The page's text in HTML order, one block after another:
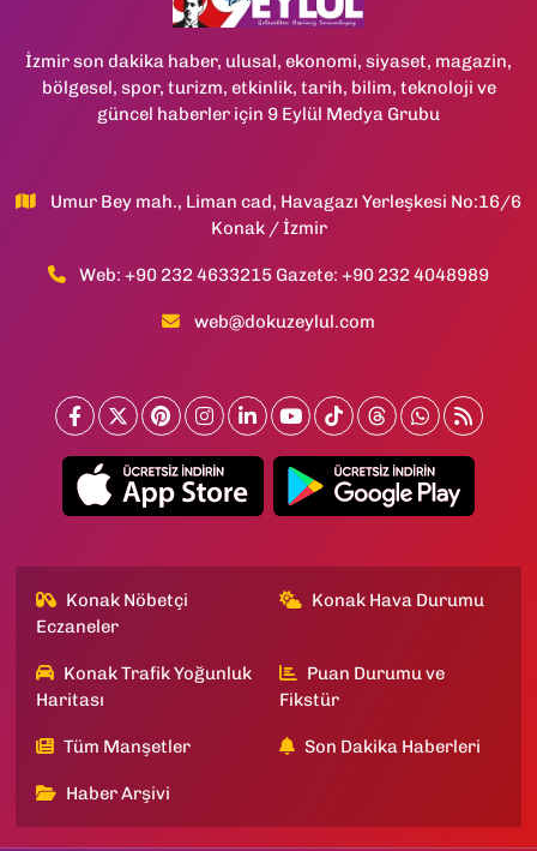
İzmir son dakika haber, ulusal, ekonomi, siyaset, magazin,
bölgesel, spor, turizm, etkinlik, tarih, bilim, teknoloji ve
güncel haberler için 9 Eylül Medya Grubu
Umur Bey mah., Liman cad, Havagazı Yerleşkesi No:16/6
Konak / İzmir
Web: +90 232 4633215 Gazete: +90 232 4048989
web@dokuzeylul.com
Konak Nöbetçi
Eczaneler
Konak Hava Durumu
Konak Trafik Yoğunluk
Haritası
Puan Durumu ve
Fikstür
Tüm Manşetler Son Dakika Haberleri
Haber Arşivi